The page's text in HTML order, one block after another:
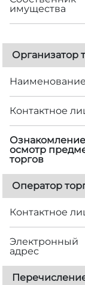
имущества
Организатор
Наименование
Контактное
осмотр
торгов
Оператор
Контактное
Электронный
адрес